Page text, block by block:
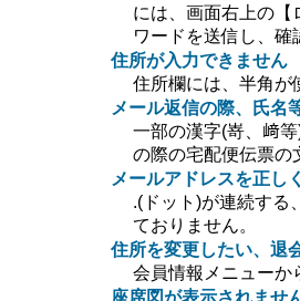
には、画面右上の
ワードを送信し、確
住所が入力できません
住所欄には、半角が
メール返信の際、氏名
一部の漢字(嵜、﨑
の際の宅配便伝票の
メールアドレスを正し
.(ドット)が連続する
ておりません。
住所を変更したい、退
会員情報メニューか
座席図が表示されませ